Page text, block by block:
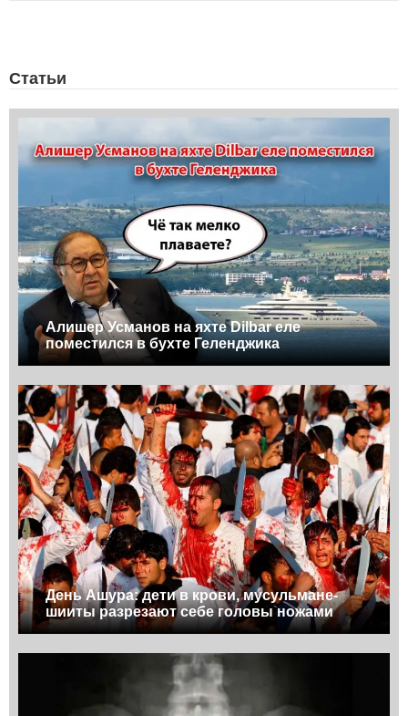
Статьи
Алишер Усманов на яхте Dilbar еле
поместился в бухте Геленджика
День Ашура: дети в крови, мусульмане-
шииты разрезают себе головы ножами